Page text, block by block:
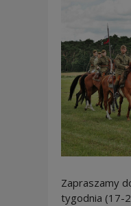
Zapraszamy
tygodnia (17-